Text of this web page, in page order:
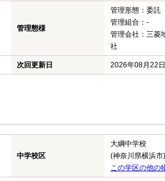
管理態様
管理形態：委託
管理組合：-
管理会社：三菱
社
次回更新日
2026年08月22日
中学校区
大綱中学校
(神奈川県横浜市)
この学区の他の